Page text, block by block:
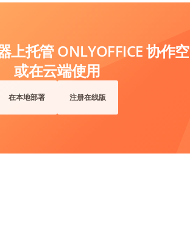
上托管 ONLYOFFICE 协作空
或在云端使用
在本地部署 注册在线版